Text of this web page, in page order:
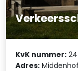
KvK nummer:
Adres: Middenhof